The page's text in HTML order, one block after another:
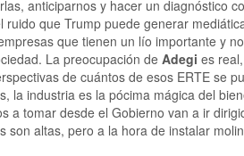
anticiparnos y hacer un diagnóstico
que Trump puede generar
que tienen un lío importante y
La preocupación deAdegi es
de cuántos de esos ERTE se
la industria es la pócima mágica del
a tomar desde el Gobierno van a ir
altas, pero a la hora de instalar